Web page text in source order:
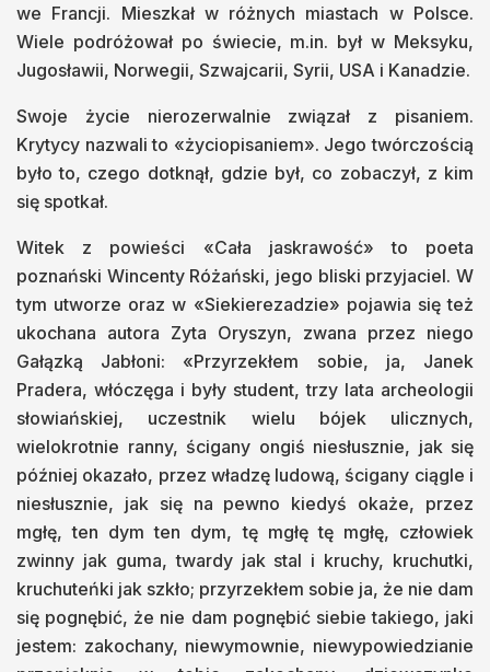
we Francji. Mieszkał w różnych miastach w Polsce.
Wiele podróżował po świecie, m.in. był w Meksyku,
Jugosławii, Norwegii, Szwajcarii, Syrii, USA i Kanadzie.
Swoje życie nierozerwalnie związał z pisaniem.
Krytycy nazwali to «życiopisaniem». Jego twórczością
było to, czego dotknął, gdzie był, co zobaczył, z kim
się spotkał.
Witek z powieści «Cała jaskrawość» to poeta
poznański Wincenty Różański, jego bliski przyjaciel. W
tym utworze oraz w «Siekierezadzie» pojawia się też
ukochana autora Zyta Oryszyn, zwana przez niego
Gałązką Jabłoni: «Przyrzekłem sobie, ja, Janek
Pradera, włóczęga i były student, trzy lata archeologii
słowiańskiej, uczestnik wielu bójek ulicznych,
wielokrotnie ranny, ścigany ongiś niesłusznie, jak się
później okazało, przez władzę ludową, ścigany ciągle i
niesłusznie, jak się na pewno kiedyś okaże, przez
mgłę, ten dym ten dym, tę mgłę tę mgłę, człowiek
zwinny jak guma, twardy jak stal i kruchy, kruchutki,
kruchuteńki jak szkło; przyrzekłem sobie ja, że nie dam
się pognębić, że nie dam pognębić siebie takiego, jaki
jestem: zakochany, niewymownie, niewypowiedzianie